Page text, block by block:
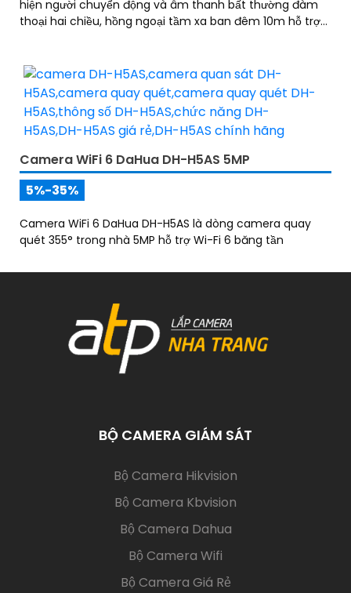
hiện người chuyển động và âm thanh bất thường đàm
thoại hai chiều, hồng ngoại tầm xa ban đêm 10m hỗ trợ
Camera WiFi 6 DaHua DH-H5AS 5MP
5%-35%
Camera WiFi 6 DaHua DH-H5AS là dòng camera quay
quét 355° trong nhà 5MP hỗ trợ Wi-Fi 6 băng tần
BỘ CAMERA GIÁM SÁT
Bộ Camera Hikvision
Bộ Camera Kbvision
Bộ Camera Dahua
Bộ Camera Wifi
Bộ Camera Giá Rẻ